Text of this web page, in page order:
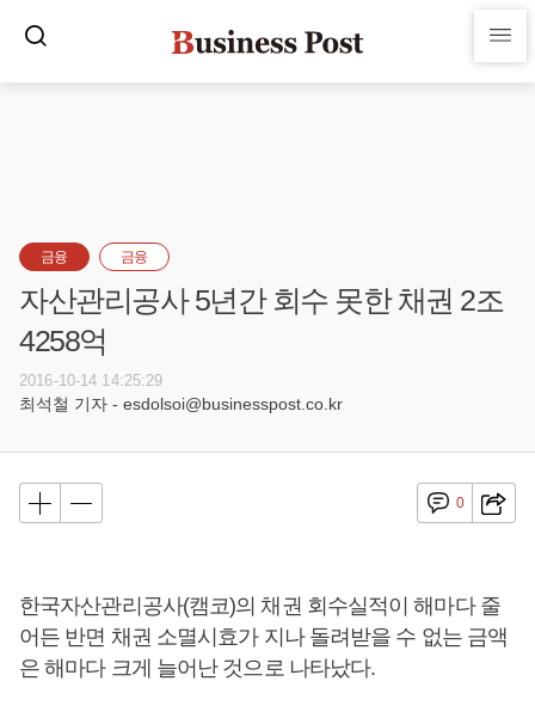
금융 금융
자산관리공사 5년간 회수 못한 채권 2조
4258억
2016-10-14 14:25:29
최석철 기자 - esdolsoi@businesspost.co.kr
0
한국자산관리공사(캠코)의 채권 회수실적이 해마다 줄
어든 반면 채권 소멸시효가 지나 돌려받을 수 없는 금액
은 해마다 크게 늘어난 것으로 나타났다.